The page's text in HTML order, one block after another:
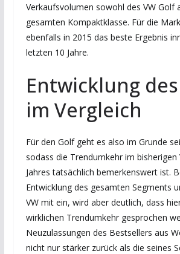
Verkaufsvolumen sowohl des VW Golf
gesamten Kompaktklasse. Für die
ebenfalls in 2015 das beste Ergebnis
letzten 10 Jahre.
Entwicklung
im Vergleich
Für den Golf geht es also im Grunde
sodass die Trendumkehr im bisherigen
Jahres tatsächlich bemerkenswert ist.
Entwicklung des gesamten Segments
VW mit ein, wird aber deutlich, dass
wirklichen Trendumkehr gesprochen
Neuzulassungen des Bestsellers aus
nicht nur stärker zurück als die seines